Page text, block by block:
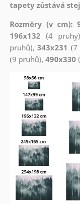
tapety zůstává
Rozměry (v cm):
196x132 (4
pruhů),343x231 (7
(9 pruhů), 490x330